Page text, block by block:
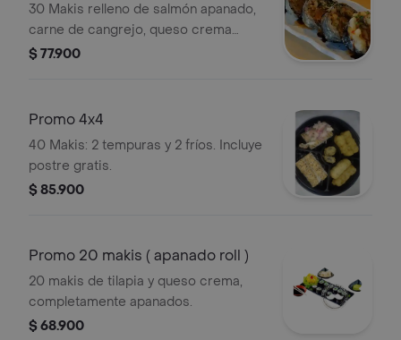
30 Makis relleno de salmón apanado,
carne de cangrejo, queso crema
tempurizado.
$ 77.900
Promo 4x4
40 Makis: 2 tempuras y 2 fríos. Incluye
postre gratis.
$ 85.900
Promo 20 makis ( apanado roll )
20 makis de tilapia y queso crema,
completamente apanados.
$ 68.900